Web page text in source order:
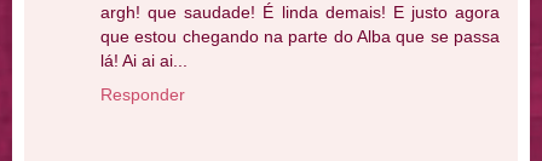
argh! que saudade! É linda demais! E justo agora
que estou chegando na parte do Alba que se passa
lá! Ai ai ai...
Responder